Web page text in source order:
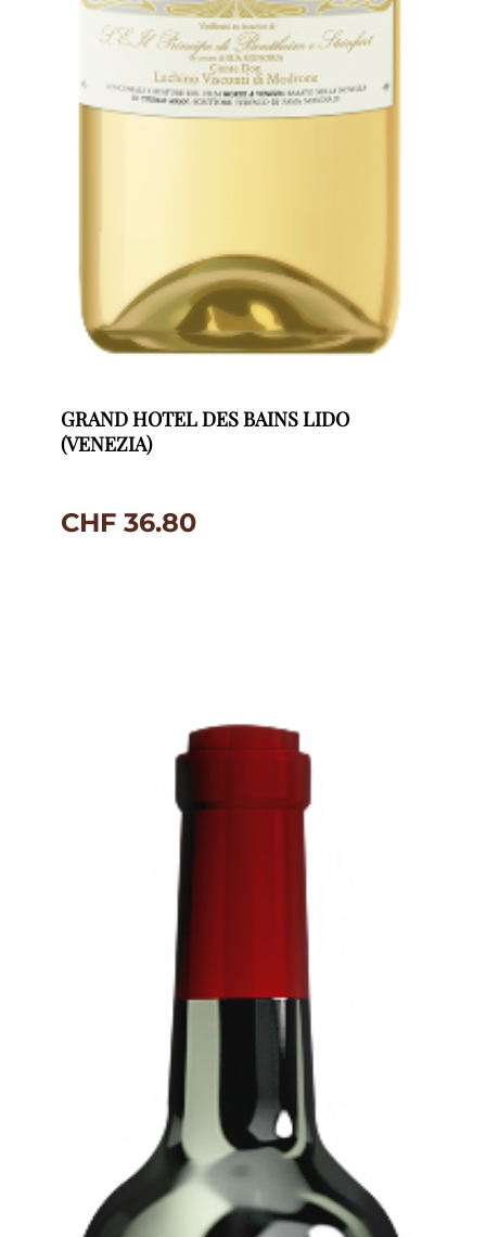
GRAND HOTEL DES BAINS LIDO
(VENEZIA)
CHF 36.80